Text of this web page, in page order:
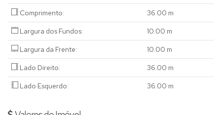
Comprimento: 36.00 m
Largura dos Fundos: 10.00 m
Largura da Frente: 10.00 m
Lado Direito: 36.00 m
Lado Esquerdo: 36.00 m